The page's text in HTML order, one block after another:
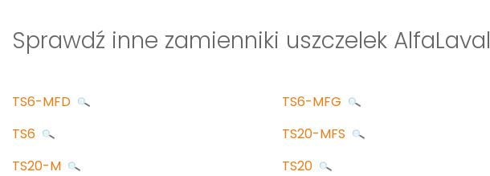
Sprawdź inne zamienniki uszczelek AlfaLaval
TS6-MFD TS6-MFG
TS6
TS20-MFS
TS20-M
TS20